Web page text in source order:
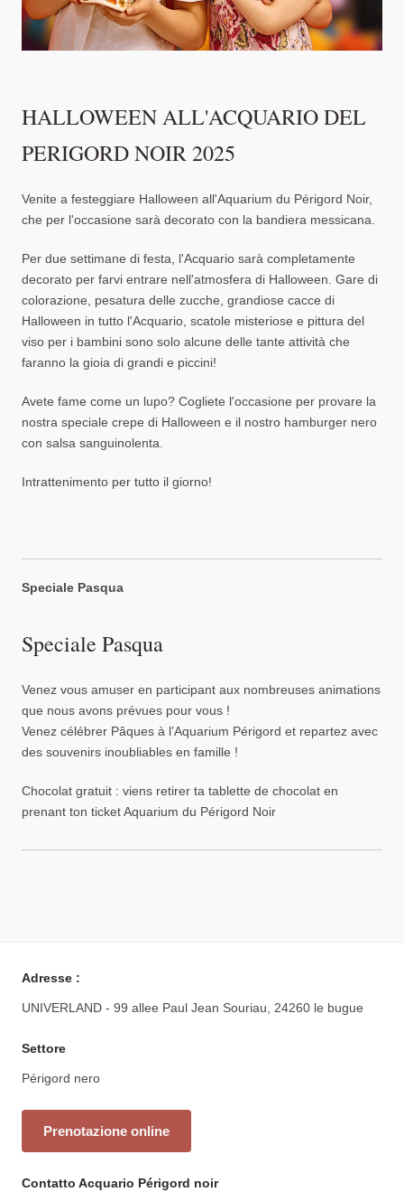
HALLOWEEN ALL'ACQUARIO DEL
PERIGORD NOIR 2025
Venite a festeggiare Halloween all'Aquarium du Périgord Noir,
che per l'occasione sarà decorato con la bandiera messicana.
Per due settimane di festa, l'Acquario sarà completamente
decorato per farvi entrare nell'atmosfera di Halloween. Gare di
colorazione, pesatura delle zucche, grandiose cacce di
Halloween in tutto l'Acquario, scatole misteriose e pittura del
viso per i bambini sono solo alcune delle tante attività che
faranno la gioia di grandi e piccini!
Avete fame come un lupo? Cogliete l'occasione per provare la
nostra speciale crepe di Halloween e il nostro hamburger nero
con salsa sanguinolenta.
Intrattenimento per tutto il giorno!
Speciale Pasqua
Speciale Pasqua
Venez vous amuser en participant aux nombreuses animations
que nous avons prévues pour vous !
Venez célébrer Pâques à l’Aquarium Périgord et repartez avec
des souvenirs inoubliables en famille !
Chocolat gratuit : viens retirer ta tablette de chocolat en
prenant ton ticket Aquarium du Périgord Noir
Adresse :
UNIVERLAND - 99 allee Paul Jean Souriau, 24260 le bugue
Settore
Périgord nero
Prenotazione online
Contatto Acquario Périgord noir